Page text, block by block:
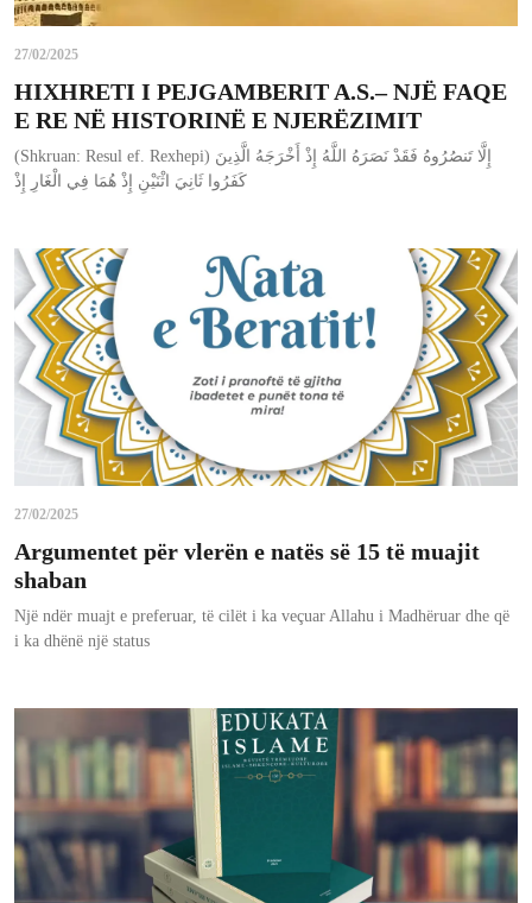
27/02/2025
HIXHRETI I PEJGAMBERIT A.S.– NJË FAQE
E RE NË HISTORINË E NJERËZIMIT
(Shkruan: Resul ef. Rexhepi) إِلَّا تَنصُرُوهُ فَقَدْ نَصَرَهُ اللَّهُ إِذْ أَخْرَجَهُ الَّذِينَ
كَفَرُوا ثَانِيَ اثْنَيْنِ إِذْ هُمَا فِي الْغَارِ إِذْ
27/02/2025
Argumentet për vlerën e natës së 15 të muajit
shaban
Një ndër muajt e preferuar, të cilët i ka veçuar Allahu i Madhëruar dhe që
i ka dhënë një status